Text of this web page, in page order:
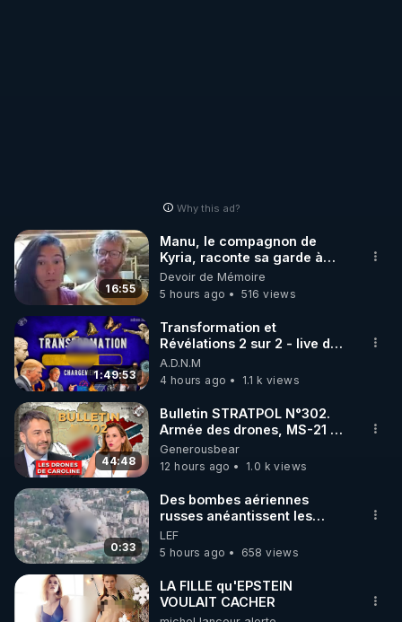
🌱 INSTAGRAM
https://www.instagram.com/rdlr_thierrycasasnovas/
http://rgnr.li/instagram
🌱 LA NEWSLETTER
Pour ne pas rater l’actualité RGNR (stages,
http://rgnr.li/news
🌱 VIDÉOS NON CENSURÉES SUR ODYSEE
Toutes les vidéos Youtube sont aussi sur la
http://rgnr.li/odysee
🌱 LES STAGES EN PRÉSENTIEL
Why this ad?
16:55
Manu, le compagnon de
Kyria, raconte sa garde à
vue musclée. PARTAGEZ!
Devoir de Mémoire
5 hours ago
516 views
1:49:53
Transformation et
Révélations 2 sur 2 - live du
07/08/26
A.D.N.M
4 hours ago
1.1 k views
44:48
Bulletin STRATPOL N°302.
Armée des drones, MS-21 en
série, missiles coréens.
07.08.2026.
Generousbear
12 hours ago
1.0 k views
0:33
Des bombes aériennes
russes anéantissent les
centres de contrôle de
drones de 3 brigades
ukrainienne
LEF
5 hours ago
658 views
LA FILLE qu'EPSTEIN
VOULAIT CACHER